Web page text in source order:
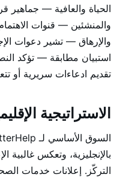
الحياة والعافية — جماهير
والمنشئين — قنوات
والإرهاق — تشير دعوات
استبيان مطابقة — تؤكد
تقديم ادعاءات سريرية أو
الاستراتيجية
بالإنجليزية، وتعكس غالبية
التركّز. إعلانات خدمات